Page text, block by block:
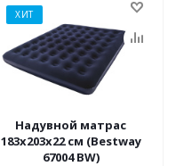
ХИТ
Надувной матрас
183х203х22 см (Bestway
67004 BW)